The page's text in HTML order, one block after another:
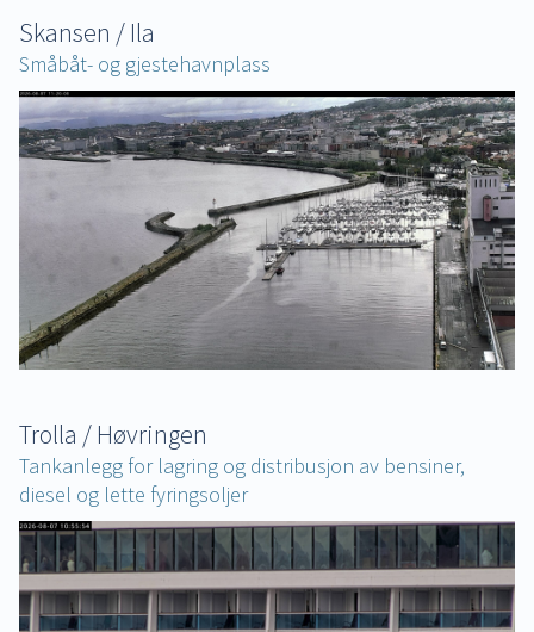
Skansen / Ila
Småbåt- og gjestehavnplass
Trolla / Høvringen
Tankanlegg for lagring og distribusjon av bensiner,
diesel og lette fyringsoljer